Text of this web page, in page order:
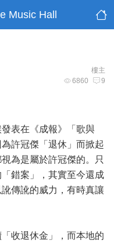
Music Hall
樓主
6860 9
表在《成報》「歌與
許冠傑「退休」而掀起
為是屬於許冠傑的。只
錯案」，其實至今還成
傳訛的威力，有時真讓
收退休金」，而本地的